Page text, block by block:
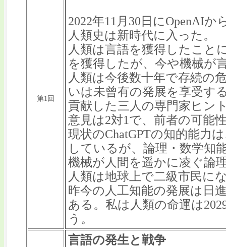
第1回
2022年11月30日にOpenAIか
人類史は新時代に入った。
人類は言語を獲得したこと
を獲得したが、今や機械が
人類は今後数十年で存続の
いは未曾有の発展を享受す
貢献した三人の専門家ヒン
意見は2対1で、前者の可能
現状のChatGPTの知的能力
しているが、論理・数学知
機械が人間を遥かに凌ぐ論
人類は地球上で二級市民に
昨今の人工知能の発展は日
ある。私は人類の命運は
う。
言語の発生と戦争